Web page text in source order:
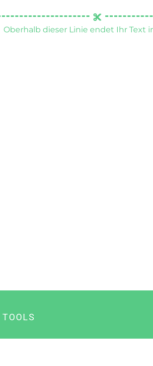
Oberhalb dieser Linie endet Ihr Text
TOOLS